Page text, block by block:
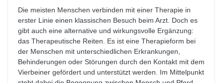
Die meisten Menschen verbinden mit einer Therapie in
erster Linie einen klassischen Besuch beim Arzt. Doch es
gibt auch eine alternative und wirkungsvolle Ergänzung:
das Therapeutische Reiten. Es ist eine Therapieform bei
der Menschen mit unterschiedlichen Erkrankungen,
Behinderungen oder Störungen durch den Kontakt mit dem
Vierbeiner gefördert und unterstützt werden. Im Mittelpunkt